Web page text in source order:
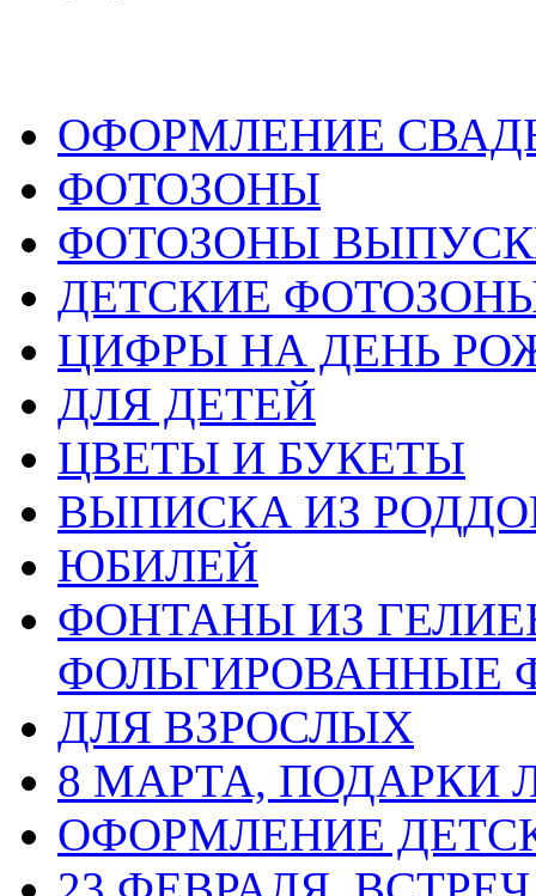
ОФОРМЛЕНИЕ
ФОТОЗОНЫ
ФОТОЗОНЫ
ДЕТСКИЕ
ЦИФРЫ НА ДЕНЬ
ДЛЯ ДЕТЕЙ
ЦВЕТЫ И БУКЕТЫ
ВЫПИСКА ИЗ
ЮБИЛЕЙ
ФОНТАНЫ ИЗ
ФОЛЬГИРОВАННЫЕ
ДЛЯ ВЗРОСЛЫХ
8 МАРТА,
ОФОРМЛЕНИЕ